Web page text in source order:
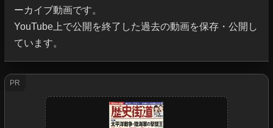
ーカイブ動画です。
YouTube上で公開を終了した過去の動画を保存・公開し
ています。
PR